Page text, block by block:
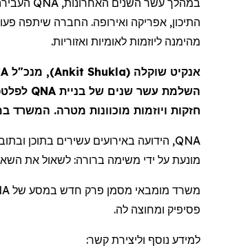
במהלך עשר השנים האחרונות, QNA
התיכון, אפריקה ואירופה. החברה שיתפה
מהימנה ליוזמות לאומיות ואזוריות.
אנקיט שוקלה (
Ankit Shukla
), מנכ"ל QNA, אמר:
השלמת עשר שנים של בניית QNA
חזקות ויוזמות מוכוונות מטרה. המשרד
QNA, הידועה באירועים עשירים בתוכן
מונעת על ידי משימה ברורה: לשאול את
משרד מומבאי מסמן פרק חדש במסע של
פסיפיק ומחוצה לה.
למידע נוסף וליצירת קשר: